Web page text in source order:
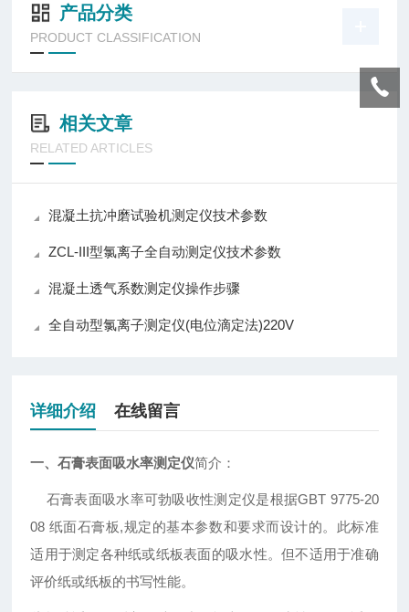
产品分类
PRODUCT CLASSIFICATION
相关文章
RELATED ARTICLES
混凝土抗冲磨试验机测定仪技术参数
ZCL-III型氯离子全自动测定仪技术参数
混凝土透气系数测定仪操作步骤
全自动型氯离子测定仪(电位滴定法)220V
详细介绍 在线留言
一、石膏表面吸水率测定仪简介：
石膏表面吸水率可勃吸收性测定仪是根据GBT 9775-20
08 纸面石膏板,规定的基本参数和要求而设计的。此标准
适用于测定各种纸或纸板表面的吸水性。但不适用于准确
评价纸或纸板的书写性能。